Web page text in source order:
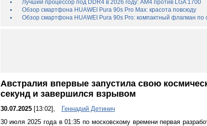
Лучший процессор под DDR4 в 2026 году: AM4 против LGA 1700
Обзор смартфона HUAWEI Pura 90s Pro Max: красота повсюду
Обзор смартфона HUAWEI Pura 90s Pro: компактный флагман по
Австралия впервые запустила свою
секунд и завершился взрывом
30.07.2025[13:02],
Геннадий Детинич
30 июля 2025 года в 01:35 по московскому времени первая